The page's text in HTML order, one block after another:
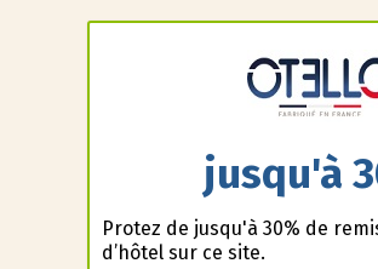
jusqu'à
Profitez de jusqu'à 30% de
d’hôtel sur ce site.